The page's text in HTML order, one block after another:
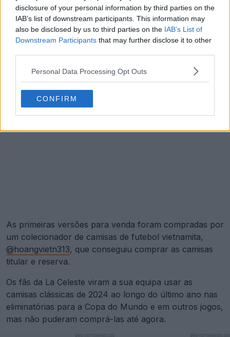
disclosure of your personal information by third parties on the
IAB’s list of downstream participants. This information may
also be disclosed by us to third parties on the IAB’s List of
Downstream Participants that may further disclose it to other
Personal Data Processing Opt Outs
CONFIRM
As primeiras versões para venda foram compradas por
um colecionador de camisas de futebol vietnamita,
@hoangvietn313, que conseguiu comprar as camisas
titular e reserva.
Os fãs da La Celeste viram a sua equipa usar as
camisas clássicas de 2024 ao longo do último ano nas
eliminatórias para a Copa do Mundo e em outros jogos,
mas não puderam comprá-las até agora.